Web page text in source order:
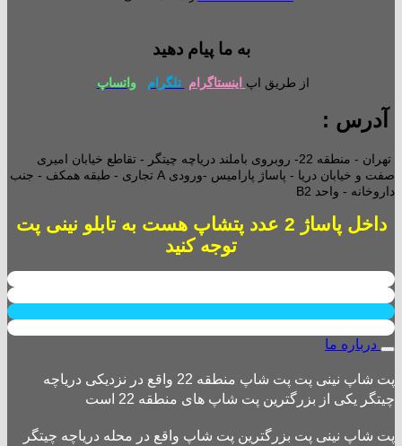
به ما پیام دهید
از طریق اپ اینستاگرام تلگرام واتساپ
آدرس :
تهران - منطقه 22- روبروی باملند دریاچه چیتگر - تقاطع خیابان امیری
صفت و خیابان دریا - پاساژ پارامیس -ورودی A تجاری -
طبقه همکف - جنب
داروخانه - واحد B2
داخل پاساژ 2 عدد پتشاپ هست به تابلو نینی پت
توجه کنید
درباره ما
پت شاپ نینی پت پت شاپ منطقه 22 واقع در نزدیکی دریاچه
چیتگر یکی از بزرگترین پت شاپ های منطقه 22 است
پت شاپ نینی پت بزرگترین پت شاپ واقع در محله دریاچه چیتگر